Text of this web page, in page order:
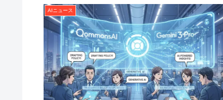
AIニュース